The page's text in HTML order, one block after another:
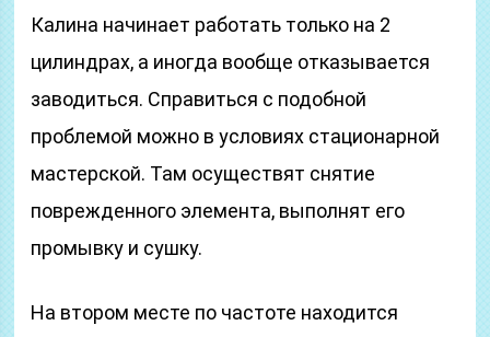
Калина начинает работать только на 2
цилиндрах, а иногда вообще отказывается
заводиться. Справиться с подобной
проблемой можно в условиях стационарной
мастерской. Там осуществят снятие
поврежденного элемента, выполнят его
промывку и сушку.
На втором месте по частоте находится